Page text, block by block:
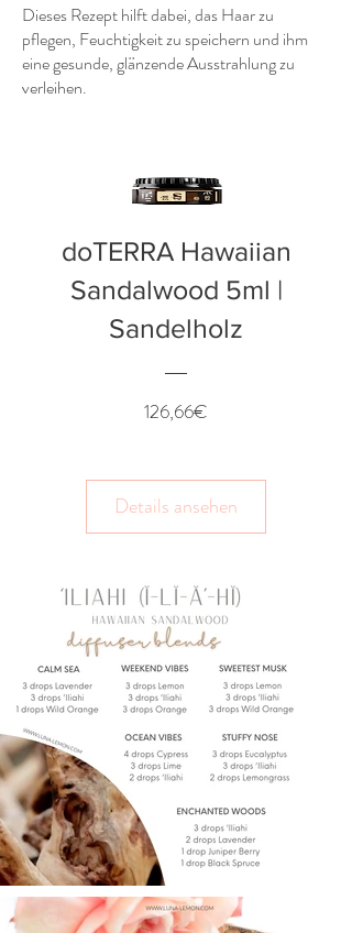
Dieses Rezept hilft dabei, das Haar zu
pflegen, Feuchtigkeit zu speichern und ihm
eine gesunde, glänzende Ausstrahlung zu
verleihen.
doTERRA Hawaiian
Sandalwood 5ml |
Sandelholz
126,66€
Details ansehen